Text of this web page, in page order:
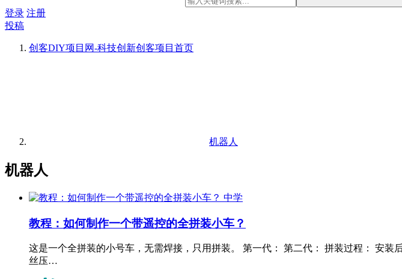
登录 注册
投稿
创客DIY项目网-科技创新创客项目 首页
机器人
机器人
中学
教程：如何制作一个带遥控的全拼装小车？
这是一个全拼装的小号车，无需焊接，只用拼装。 第一代： 第二代： 拼装过程： 安
丝压…